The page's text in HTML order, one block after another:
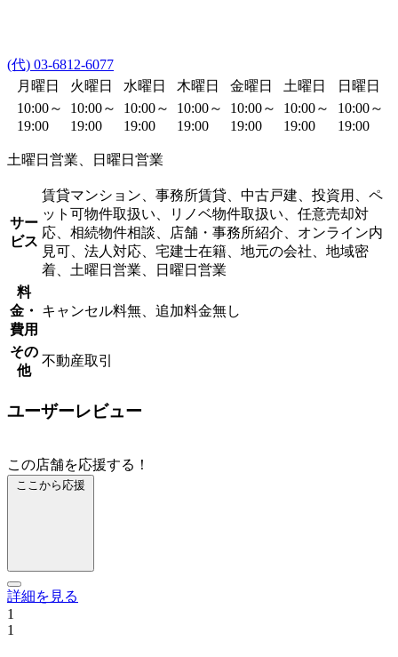
(代) 03-6812-6077
月曜日
火曜日 水曜日 木曜日 金曜日 土曜日
日曜日
10:00～
19:00
10:00～
19:00
10:00～
19:00
10:00～
19:00
10:00～
19:00
10:00～
19:00
10:00～
19:00
土曜日営業、日曜日営業
サー
ビス
賃貸マンション、事務所賃貸、中古戸建、投資用、ペ
ット可物件取扱い、リノベ物件取扱い、任意売却対
応、相続物件相談、店舗・事務所紹介、オンライン内
見可、法人対応、宅建士在籍、地元の会社、地域密
着、土曜日営業、日曜日営業
料
金・
費用
キャンセル料無、追加料金無し
その
他
不動産取引
ユーザーレビュー
この店舗を応援する！
ここから応援
詳細を見る
1
1